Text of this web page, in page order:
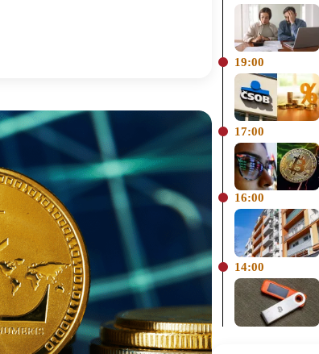
19:00
17:00
16:00
14:00